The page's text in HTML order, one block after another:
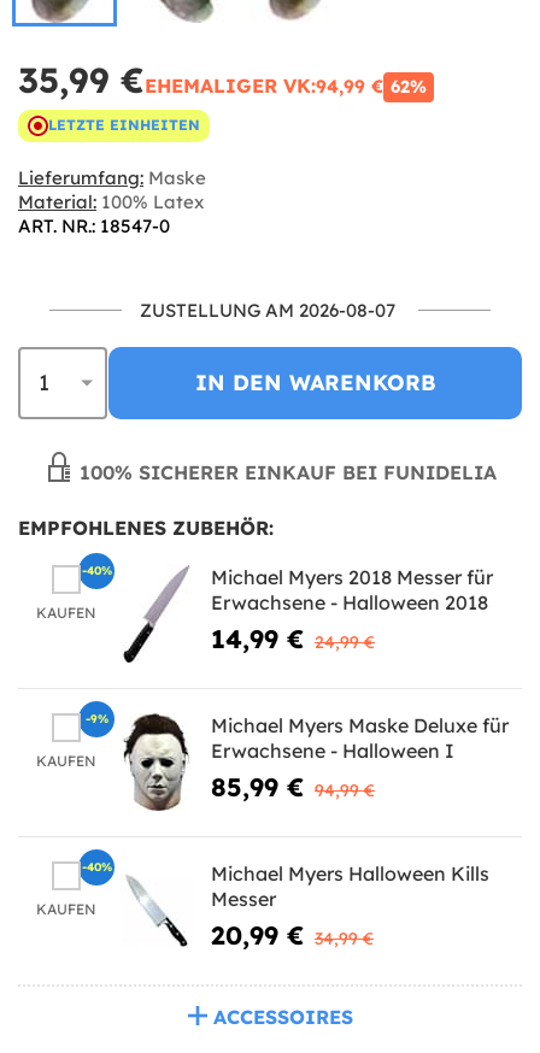
35,99 €EHEMALIGER VK:94,99 € 62%
LETZTE EINHEITEN
Lieferumfang: Maske
Material: 100% Latex
ART. NR.: 18547-0
ZUSTELLUNG AM 2026-08-07
IN DEN WARENKORB
100% SICHERER EINKAUF BEI FUNIDELIA
EMPFOHLENES ZUBEHÖR:
KAUFEN
Michael Myers 2018 Messer für
Erwachsene - Halloween 2018
14,99 € 24,99 €
-40%
KAUFEN
Michael Myers Maske Deluxe für
Erwachsene - Halloween I
85,99 € 94,99 €
-9%
KAUFEN
Michael Myers Halloween Kills
Messer
20,99 € 34,99 €
-40%
ACCESSOIRES